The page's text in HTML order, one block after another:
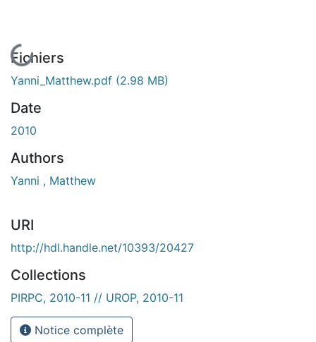
En cours de chargement...
Fichiers
Yanni_Matthew.pdf (2.98 MB)
Date
2010
Authors
Yanni , Matthew
URI
http://hdl.handle.net/10393/20427
Collections
PIRPC, 2010-11 // UROP, 2010-11
Notice complète